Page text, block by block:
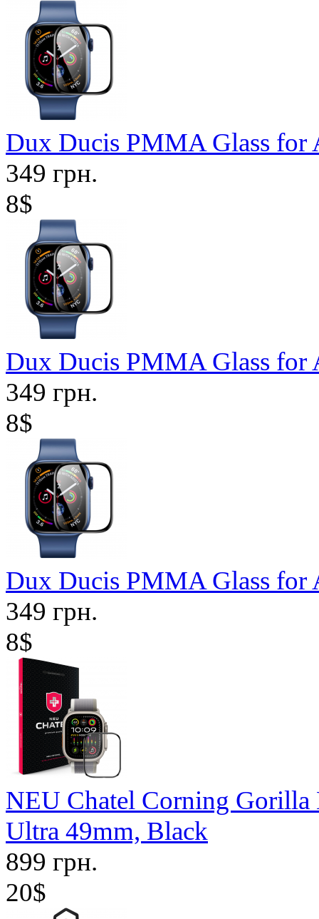
Dux Ducis PMMA Glass for
349 грн.
8$
Dux Ducis PMMA Glass for
349 грн.
8$
Dux Ducis PMMA Glass for
349 грн.
8$
NEU Chatel Corning Gorilla
Ultra 49mm, Black
899 грн.
20$